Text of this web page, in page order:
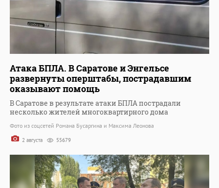
Атака БПЛА. В Саратове и Энгельсе
развернуты оперштабы, пострадавшим
оказывают помощь
В Саратове в результате атаки БПЛА пострадали
несколько жителей многоквартирного дома
Фото из соцсетей Романа Бусаргина и Максима Леонова
2 августа 55679